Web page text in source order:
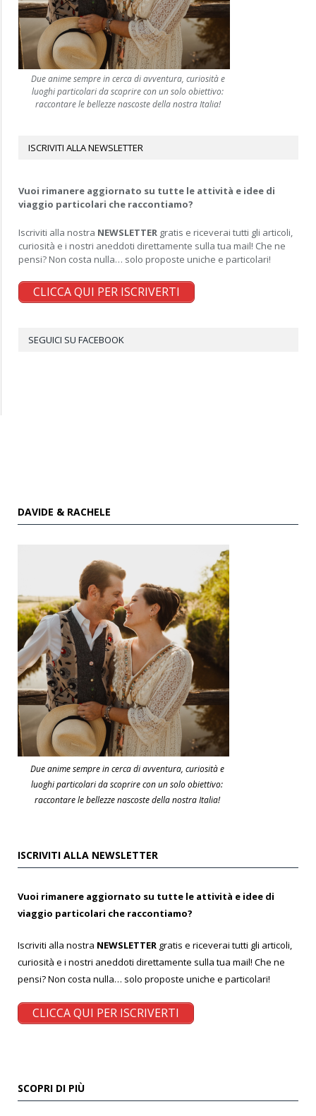
Due anime sempre in cerca di avventura, curiosità e
luoghi particolari da scoprire con un solo obiettivo:
raccontare le bellezze nascoste della nostra Italia!
ISCRIVITI ALLA NEWSLETTER
Vuoi rimanere aggiornato su tutte le attività e idee di
viaggio particolari che raccontiamo?
Iscriviti alla nostra NEWSLETTER gratis e riceverai tutti gli articoli,
curiosità e i nostri aneddoti direttamente sulla tua mail! Che ne
pensi? Non costa nulla… solo proposte uniche e particolari!
CLICCA QUI PER ISCRIVERTI
SEGUICI SU FACEBOOK
DAVIDE & RACHELE
Due anime sempre in cerca di avventura, curiosità e
luoghi particolari da scoprire con un solo obiettivo:
raccontare le bellezze nascoste della nostra Italia!
ISCRIVITI ALLA NEWSLETTER
Vuoi rimanere aggiornato su tutte le attività e idee di
viaggio particolari che raccontiamo?
Iscriviti alla nostra NEWSLETTER gratis e riceverai tutti gli articoli,
curiosità e i nostri aneddoti direttamente sulla tua mail! Che ne
pensi? Non costa nulla… solo proposte uniche e particolari!
CLICCA QUI PER ISCRIVERTI
SCOPRI DI PIÙ